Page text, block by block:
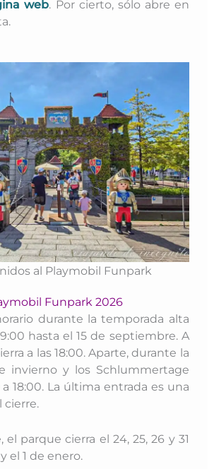
web. Por cierto, sólo abre en
al Playmobil Funpark
Funpark 2026
durante la temporada alta
hasta el 15 de septiembre. A
a las 18:00. Aparte, durante la
invierno y los Schlummertage
18:00. La última entrada es una
cierre.
el parque cierra el 24, 25, 26 y 31
el 1 de enero.